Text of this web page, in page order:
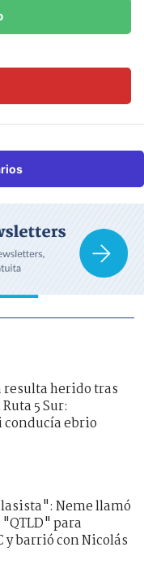
resulta herido tras
5 Sur:
ebrio
Neme llamó
para
y barrió con Nicolás